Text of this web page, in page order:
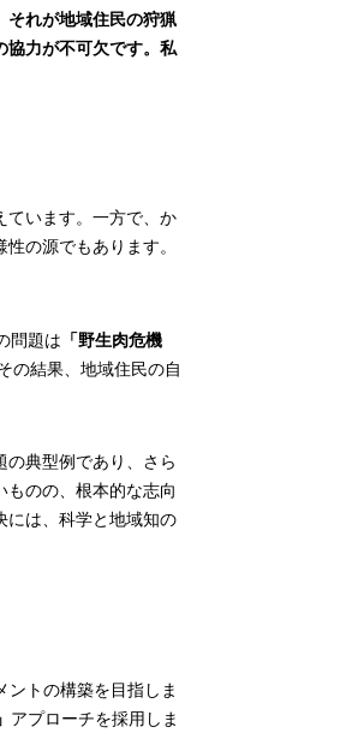
それが地域住民の狩猟
協力が不可欠です。私
ています。一方で、か
の源でもあります。
問題は 「野生肉危機
の結果、地域住民の自
典型例であり、さら
のの、根本的な志向
には、科学と地域知の
トの構築を目指しま
アプローチを採用しま